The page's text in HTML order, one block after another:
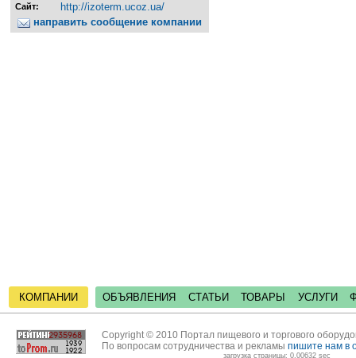
Сайт:
http://izoterm.ucoz.ua/
направить сообщение компании
КОМПАНИИ ОБЪЯВЛЕНИЯ СТАТЬИ ТОВАРЫ УСЛУГИ
Copyright © 2010 Портал пищевого и торгового
По вопросам сотрудничества и рекламы пишите нам в
загрузка страницы: 0.00632 sec